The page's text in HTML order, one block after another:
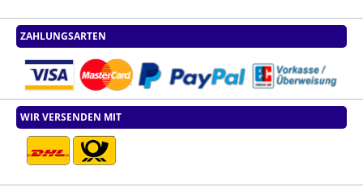
ZAHLUNGSARTEN
WIR VERSENDEN MIT